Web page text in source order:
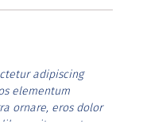
adipiscing
elementum
ornare, eros dolor
vitae erat.